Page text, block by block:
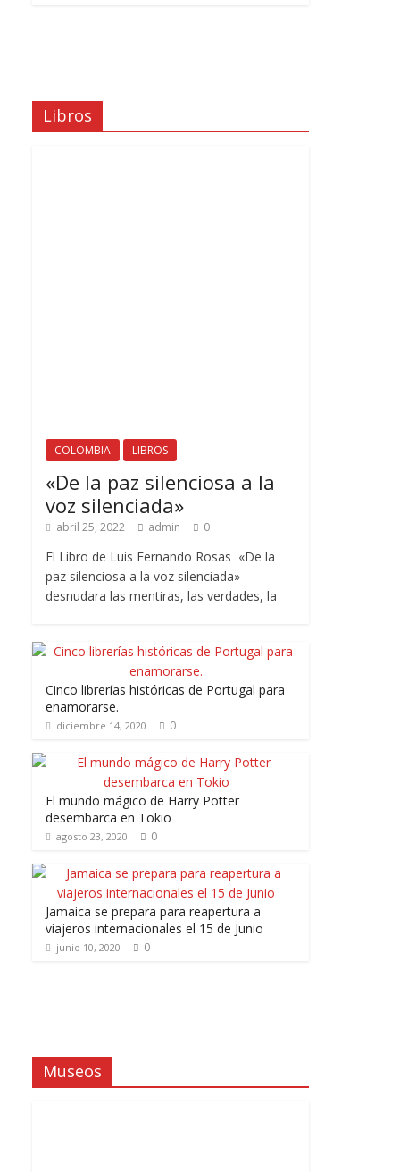
Libros
COLOMBIA LIBROS
«De la paz silenciosa a la
voz silenciada»
abril 25, 2022 admin 0
El Libro de Luis Fernando Rosas «De la
paz silenciosa a la voz silenciada»
desnudara las mentiras, las verdades, la
Cinco librerías históricas de Portugal para
enamorarse.
diciembre 14, 2020 0
El mundo mágico de Harry Potter
desembarca en Tokio
agosto 23, 2020 0
Jamaica se prepara para reapertura a
viajeros internacionales el 15 de Junio
junio 10, 2020 0
Museos